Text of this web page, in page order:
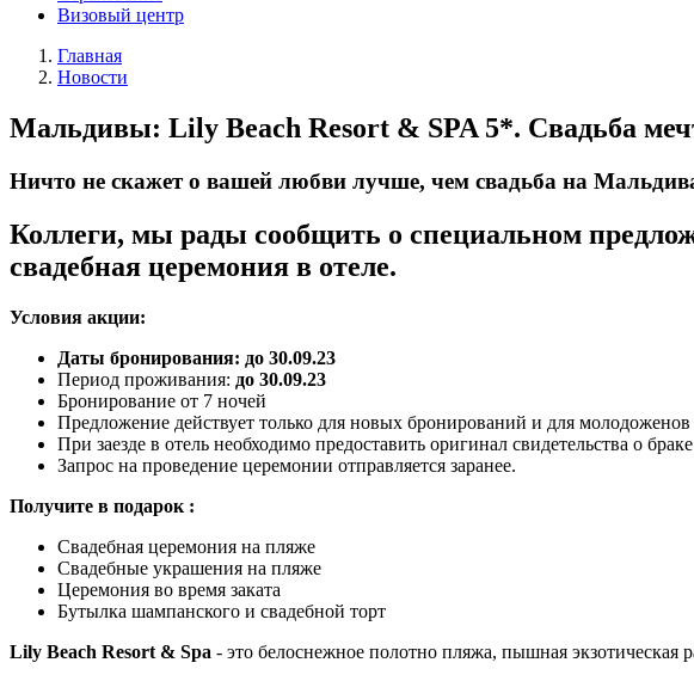
Визовый центр
Главная
Новости
Мальдивы: Lily Beach Resort & SPA 5*. Свадьба
Ничто не скажет о вашей любви лучше, чем свадьба на
Коллеги, мы рады сообщить о специальном
свадебная церемония в отеле.
Условия акции:
Даты бронирования: до 30.09.23
Период проживания: до 30.09.23
Бронирование от 7 ночей
Предложение действует только для новых бронирований и для
При заезде в отель необходимо предоставить оригинал свидетельства о браке
Запрос на проведение церемонии отправляется заранее.
Получите в подарок :
Свадебная церемония на пляже
Свадебные украшения на пляже
Церемония во время заката
Бутылка шампанского и свадебной торт
Lily Beach Resort & Spa - это белоснежное полотно пляжа, пышная